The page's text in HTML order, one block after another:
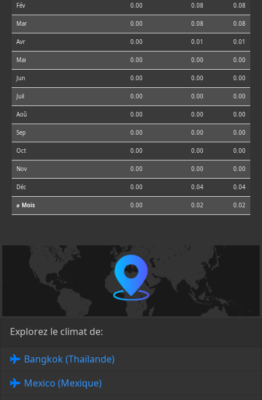
Fév 0.00 0.08 0.08
Mar 0.00 0.08 0.08
Avr 0.00 0.01 0.01
Mai 0.00 0.00 0.00
Jun 0.00 0.00 0.00
Juil 0.00 0.00 0.00
Aoû 0.00 0.00 0.00
Sep 0.00 0.00 0.00
Oct 0.00 0.00 0.00
Nov 0.00 0.00 0.00
Déc 0.00 0.04 0.04
⌀ Mois 0.00 0.02 0.02
Explorez le climat de:
Bangkok (Thaïlande)
Mexico (Mexique)